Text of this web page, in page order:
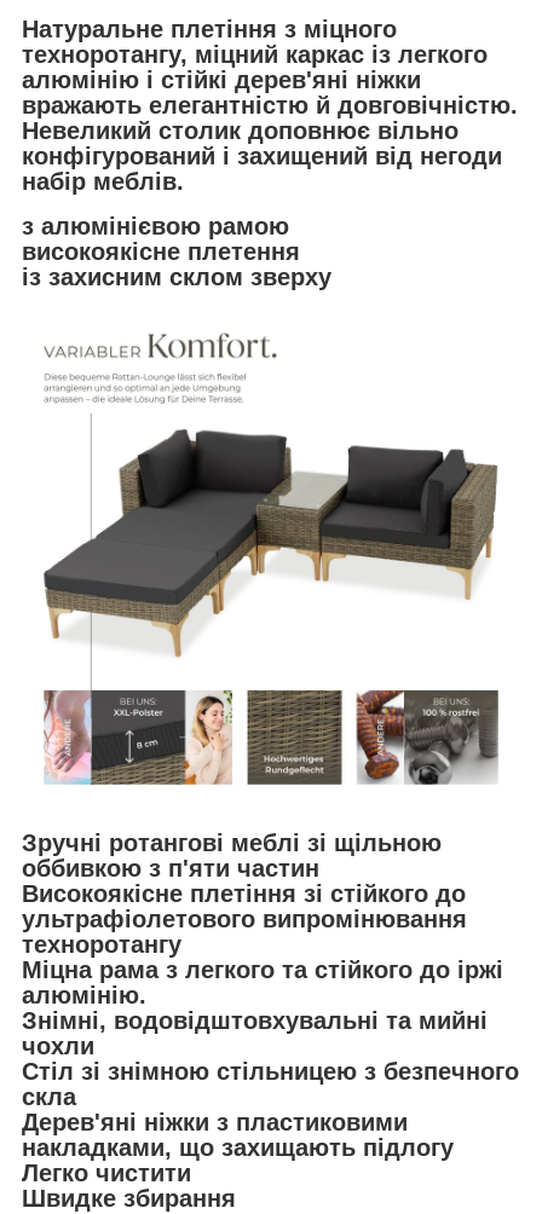
Натуральне плетіння з міцного
техноротангу, міцний каркас із легкого
алюмінію і стійкі дерев'яні ніжки
вражають елегантністю й довговічністю.
Невеликий столик доповнює вільно
конфігурований і захищений від негоди
набір меблів.
з алюмінієвою рамою
високоякісне плетення
із захисним склом зверху
Зручні ротангові меблі зі щільною
оббивкою з п'яти частин
Високоякісне плетіння зі стійкого до
ультрафіолетового випромінювання
техноротангу
Міцна рама з легкого та стійкого до іржі
алюмінію.
Знімні, водовідштовхувальні та мийні
чохли
Стіл зі знімною стільницею з безпечного
скла
Дерев'яні ніжки з пластиковими
накладками, що захищають підлогу
Легко чистити
Швидке збирання